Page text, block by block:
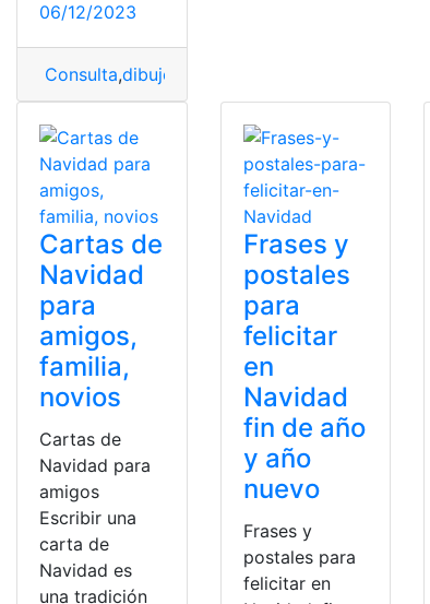
06/12/2023
Consulta,dibujos
Cartas de
Navidad
para
amigos,
familia,
novios
Cartas de
Navidad para
amigos
Escribir una
carta de
Navidad es
una tradición
Frases y
postales
para
felicitar
en
Navidad
fin de año
y año
nuevo
Frases y
postales para
felicitar en